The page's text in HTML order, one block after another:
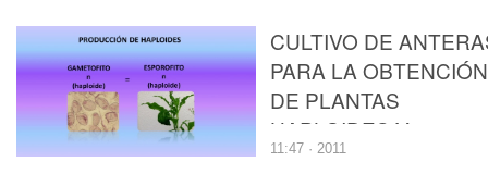
CULTIVO DE
PARA LA OBTENCIÓN
DE PLANTAS
HAPLOIDES Y
DOBLEHAPLOIDES
11:47 · 2011